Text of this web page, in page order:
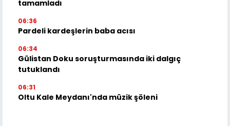
tamamladı
06:36
Pardeli kardeşlerin baba acısı
06:34
Gülistan Doku soruşturmasında iki dalgıç
tutuklandı
06:31
Oltu Kale Meydanı'nda müzik şöleni